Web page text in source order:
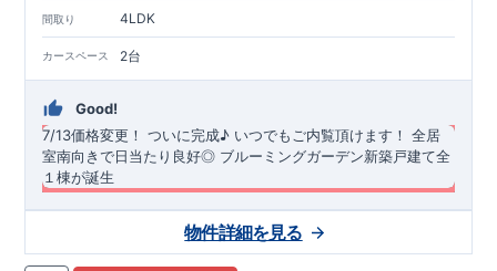
0120-44-1081
（9:30 18:30／火水曜休み）
間取り 4LDK
カースペース 2台
Good!
7/13価格変更！ ​ついに完成♪ いつでもご内覧頂けます！ ​全居
室南向きで日当たり良好◎ ブルーミングガーデン新築戸建て全
１棟が誕生
​ ​全居室南向き＆南道路で日当たり良好な物件です◎ カー
物件詳細を見る